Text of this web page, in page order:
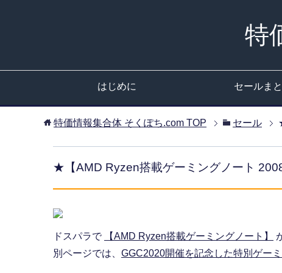
特
はじめに セールま
特価情報集合体 そくぽち.com TOP セール
★【AMD Ryzen搭載ゲーミングノート
ドスパラで 【AMD Ryzen搭載ゲーミングノート】
別ページでは、 GGC2020開催を記念した特別ゲー